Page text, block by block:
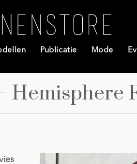
Publicatie Mode
Hemisphere